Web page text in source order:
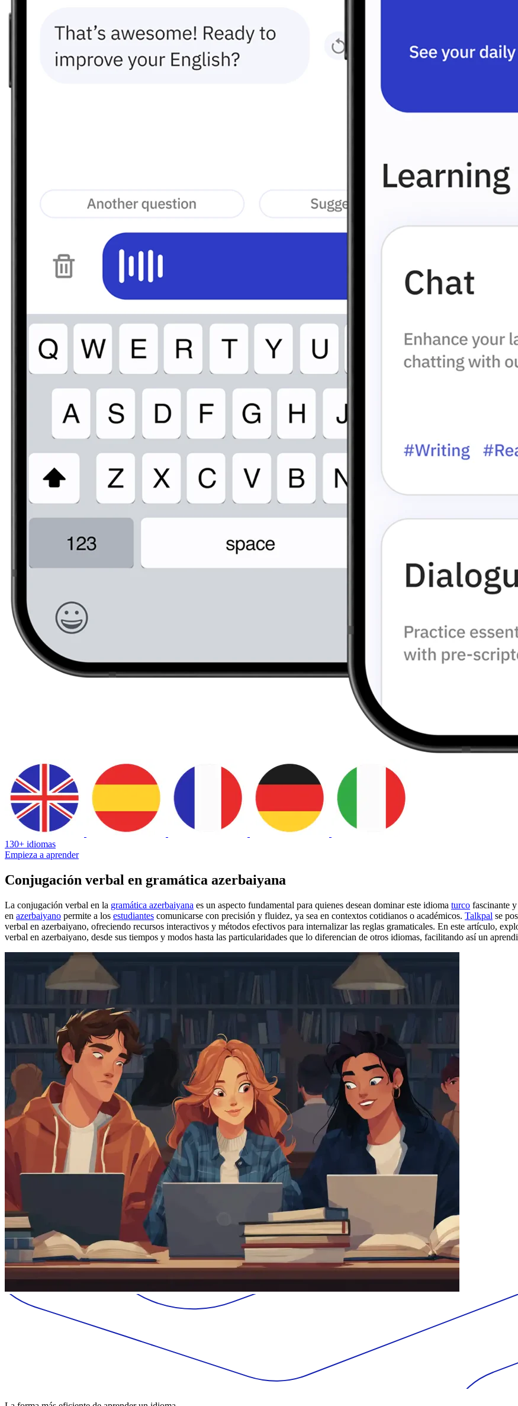
130+ idiomas
Empieza a aprender
Conjugación verbal en gramática azerbaiyana
La conjugación verbal en la gramática azerbaiyana es un aspecto fundamental para quienes desean dominar este idioma turco fascinante
en azerbaiyano permite a los estudiantes comunicarse con precisión y fluidez, ya sea en contextos cotidianos o académicos. Talkpal se
verbal en azerbaiyano, ofreciendo recursos interactivos y métodos efectivos para internalizar las reglas gramaticales. En este artículo,
verbal en azerbaiyano, desde sus tiempos y modos hasta las particularidades que lo diferencian de otros idiomas, facilitando así un